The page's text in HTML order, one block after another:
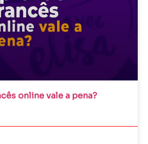
online vale a pena?